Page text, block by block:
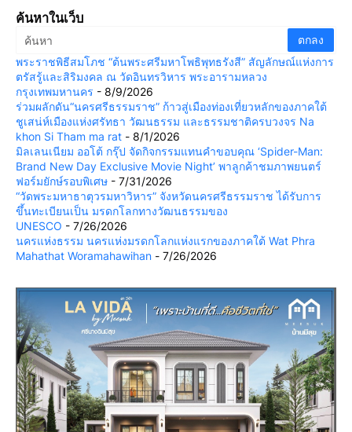
ค้นหาในเว็บ
พระราชพิธีสมโภช “ต้นพระศรีมหาโพธิพุทธรังสี” สัญลักษณ์แห่งการ
ตรัสรู้และสิริมงคล ณ วัดอินทรวิหาร พระอารามหลวง
กรุงเทพมหานคร - 8/9/2026
ร่วมผลักดัน“นครศรีธรรมราช” ก้าวสู่เมืองท่องเที่ยวหลักของภาคใต้
ชูเสน่ห์เมืองแห่งศรัทธา วัฒนธรรม และธรรมชาติครบวงจร Na
khon Si Tham ma rat - 8/1/2026
มิลเลนเนียม ออโต้ กรุ๊ป จัดกิจกรรมแทนคำขอบคุณ ‘Spider-Man:
Brand New Day Exclusive Movie Night’ พาลูกค้าชมภาพยนตร์
ฟอร์มยักษ์รอบพิเศษ - 7/31/2026
“วัดพระมหาธาตุวรมหาวิหาร” จังหวัดนครศรีธรรมราช ได้รับการ
ขึ้นทะเบียนเป็น มรดกโลกทางวัฒนธรรมของ
UNESCO - 7/26/2026
นครแห่งธรรม นครแห่งมรดกโลกแห่งแรกของภาคใต้ Wat Phra
Mahathat Woramahawihan - 7/26/2026